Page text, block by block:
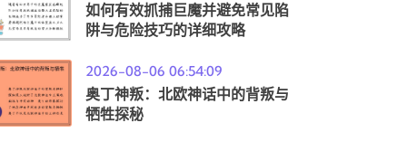
如何有效抓捕巨魔并避免常见陷
阱与危险技巧的详细攻略
2026-08-06 06:54:09
奥丁神叛：北欧神话中的背叛与
牺牲探秘